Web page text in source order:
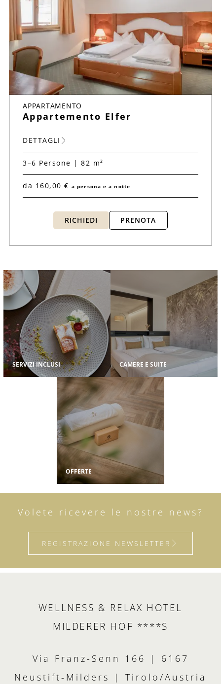
APPARTAMENTO
Appartemento Elfer
DETTAGLI
3–6 Persone | 82 m²
da 160,00 €a persona e a notte
RICHIEDI PRENOTA
SERVIZI INCLUSI CAMERE E SUITE
OFFERTE
Volete ricevere le nostre news?
REGISTRAZIONE NEWSLETTER
WELLNESS & RELAX HOTEL
MILDERER HOF ****S
Via Franz-Senn 166 | 6167
Neustift-Milders | Tirolo/Austria